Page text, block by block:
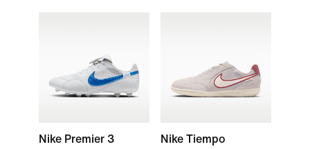
Nike Premier 3
Nike Tiempo